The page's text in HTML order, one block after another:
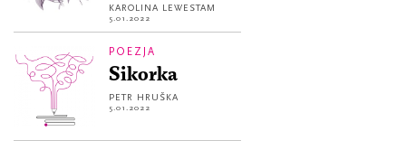
KAROLINA LEWESTAM
5.01.2022
POEZJA
Sikorka
PETR HRUŠKA
5.01.2022